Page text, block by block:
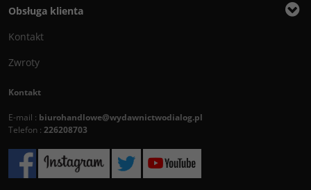
Obsługa klienta
Kontakt
Zwroty
Kontakt
E-mail : biurohandlowe@wydawnictwodialog.pl
Telefon : 226208703